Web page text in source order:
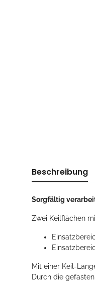
Beschreibung
Sorgfältig
Zwei Keilflächen
Mit einer Keil-
Durch die